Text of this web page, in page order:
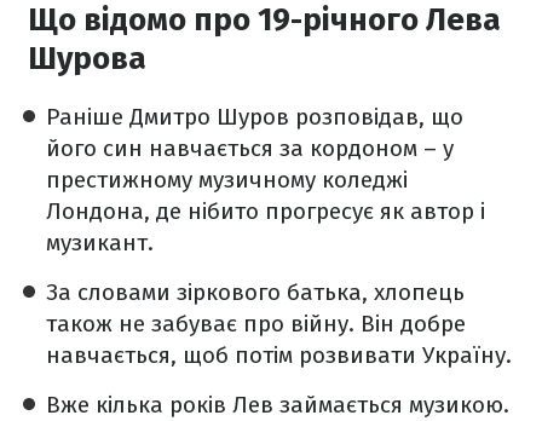
Що відомо про 19-річного Лева
Шурова
Раніше Дмитро Шуров розповідав, що
його син навчається за кордоном – у
престижному музичному коледжі
Лондона, де нібито прогресує як автор і
музикант.
За словами зіркового батька, хлопець
також не забуває про війну. Він добре
навчається, щоб потім розвивати Україну.
Вже кілька років Лев займається музикою.